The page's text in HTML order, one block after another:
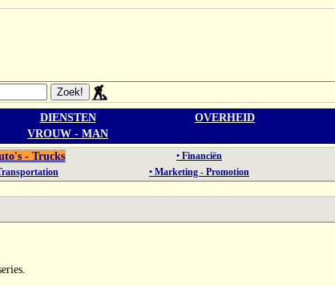
DIENSTEN OVERHEID
VROUW - MAN
- Trucks • Financiën
• Marketing - Promotion